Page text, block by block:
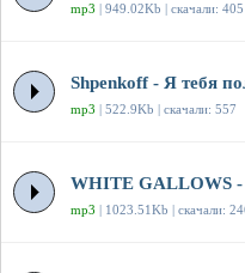
mp3 | 949.02Kb | скачали: 405
Shpenkoff - Я тебя
mp3 | 522.9Kb | скачали: 557
WHITE
mp3 | 1023.51Kb | скачали: